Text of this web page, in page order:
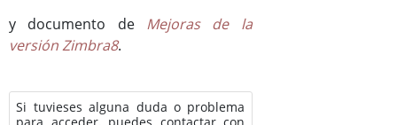
y documento de Mejoras de la
versión Zimbra8.
Si tuvieses alguna duda o problema
para acceder, puedes contactar con